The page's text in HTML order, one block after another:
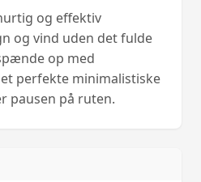
og effektiv
og vind uden det fulde
op med
perfekte minimalistiske
pausen på ruten.